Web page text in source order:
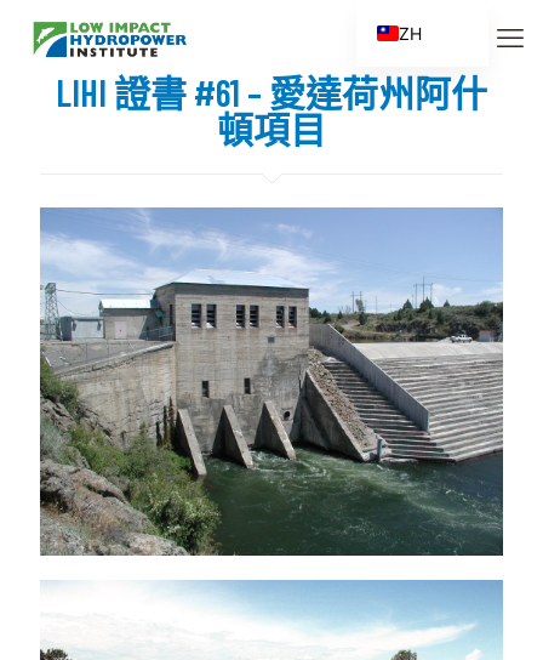
LIHI 證書 #61 – 愛達荷州阿什
頓項目
ZH
EN
ES